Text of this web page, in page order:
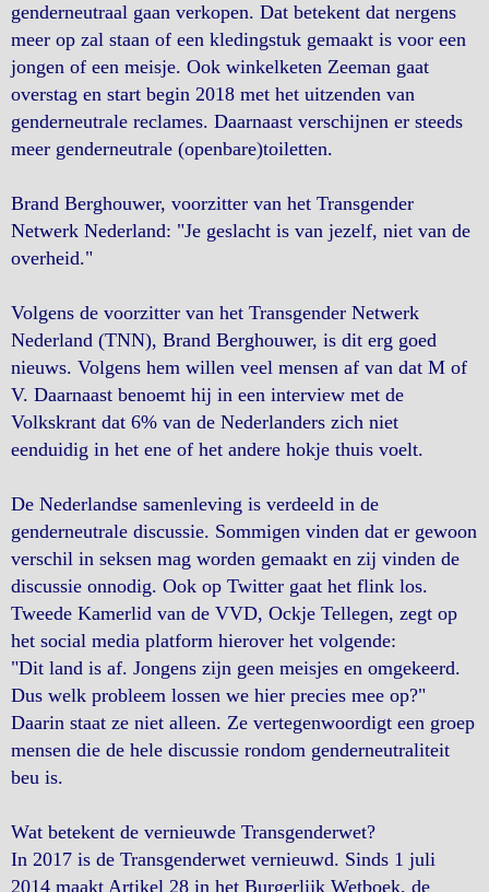
genderneutraal gaan verkopen. Dat betekent dat nergens
meer op zal staan of een kledingstuk gemaakt is voor een
jongen of een meisje. Ook winkelketen Zeeman gaat
overstag en start begin 2018 met het uitzenden van
genderneutrale reclames. Daarnaast verschijnen er steeds
meer genderneutrale (openbare)toiletten.
Brand Berghouwer, voorzitter van het Transgender
Netwerk Nederland: "Je geslacht is van jezelf, niet van de
overheid."
Volgens de voorzitter van het Transgender Netwerk
Nederland (TNN), Brand Berghouwer, is dit erg goed
nieuws. Volgens hem willen veel mensen af van dat M of
V. Daarnaast benoemt hij in een interview met de
Volkskrant dat 6% van de Nederlanders zich niet
eenduidig in het ene of het andere hokje thuis voelt.
De Nederlandse samenleving is verdeeld in de
genderneutrale discussie. Sommigen vinden dat er gewoon
verschil in seksen mag worden gemaakt en zij vinden de
discussie onnodig. Ook op Twitter gaat het flink los.
Tweede Kamerlid van de VVD, Ockje Tellegen, zegt op
het social media platform hierover het volgende:
"Dit land is af. Jongens zijn geen meisjes en omgekeerd.
Dus welk probleem lossen we hier precies mee op?"
Daarin staat ze niet alleen. Ze vertegenwoordigt een groep
mensen die de hele discussie rondom genderneutraliteit
beu is.
Wat betekent de vernieuwde Transgenderwet?
In 2017 is de Transgenderwet vernieuwd. Sinds 1 juli
2014 maakt Artikel 28 in het Burgerlijk Wetboek, de